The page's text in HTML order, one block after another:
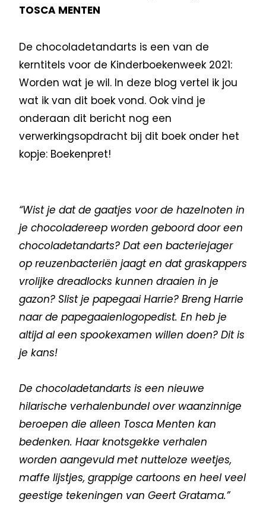
TOSCA MENTEN
De chocoladetandarts is een van de
kerntitels voor de Kinderboekenweek 2021:
Worden wat je wil. In deze blog vertel ik jou
wat ik van dit boek vond. Ook vind je
onderaan dit bericht nog een
verwerkingsopdracht bij dit boek onder het
kopje: Boekenpret!
“Wist je dat de gaatjes voor de hazelnoten in
je chocoladereep worden geboord door een
chocoladetandarts? Dat een bacteriejager
op reuzenbacteriën jaagt en dat graskappers
vrolijke dreadlocks kunnen draaien in je
gazon? Slist je papegaai Harrie? Breng Harrie
naar de papegaaienlogopedist. En heb je
altijd al een spookexamen willen doen? Dit is
je kans!
De chocoladetandarts is een nieuwe
hilarische verhalenbundel over waanzinnige
beroepen die alleen Tosca Menten kan
bedenken. Haar knotsgekke verhalen
worden aangevuld met nutteloze weetjes,
maffe lijstjes, grappige cartoons en heel veel
geestige tekeningen van Geert Gratama.”